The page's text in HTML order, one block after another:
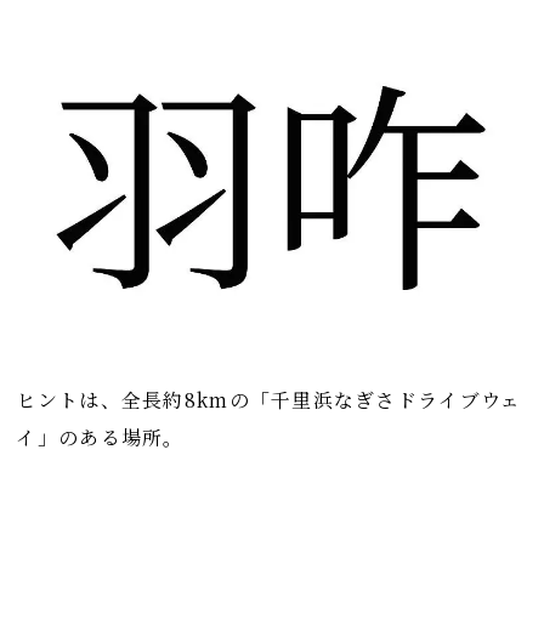
ヒントは、全長約8kmの「千里浜なぎさドライブウェ
イ」のある場所。